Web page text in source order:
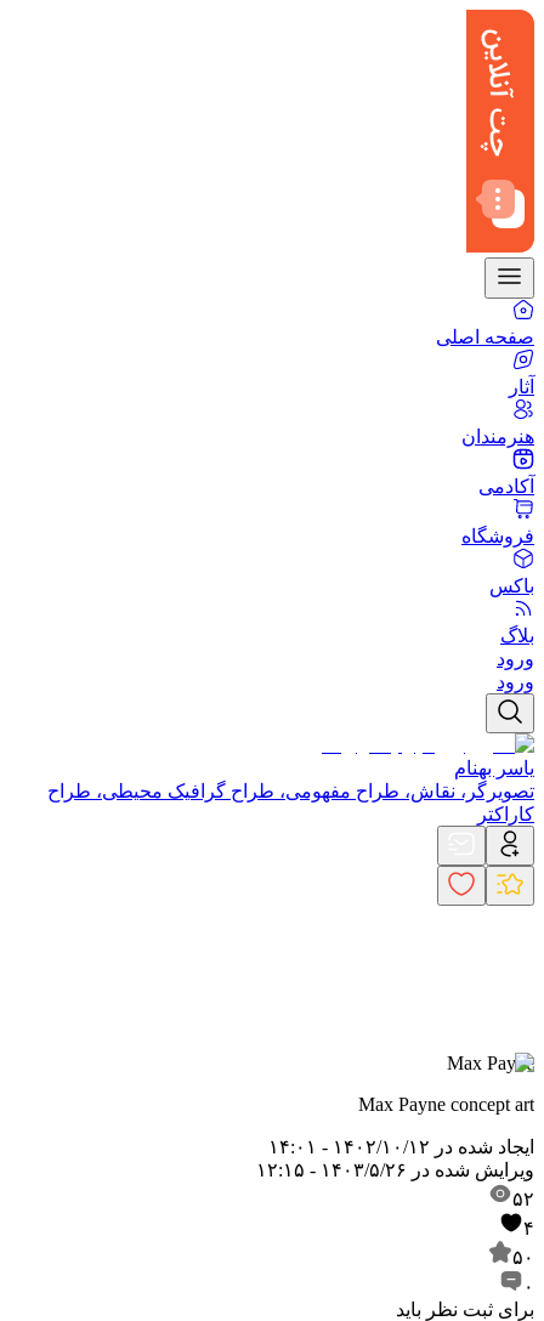
صفحه اصلی
آثار
هنرمندان
آکادمی
فروشگاه
باکس
بلاگ
ورود
ورود
یاسر بهنام
تصویرگر، نقاش، طراح مفهومی، طراح گرافیک محیطی، طراح
کاراکتر
Max Payne
Max Payne concept art
ایجاد شده در ۱۴۰۲/۱۰/۱۲ - ۱۴:۰۱
ویرایش شده در ۱۴۰۳/۵/۲۶ - ۱۲:۱۵
۵۲
۴
۵۰
۰
برای ثبت نظر باید